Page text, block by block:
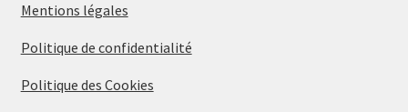
Mentions légales
Politique de confidentialité
Politique des Cookies